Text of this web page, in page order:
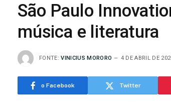
São Paulo
música e literatura
FONTE: VINICIUS MORORO 4 DE ABRIL DE
o Facebook Twitter